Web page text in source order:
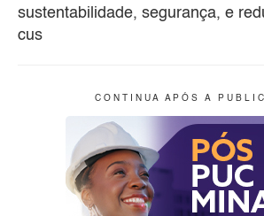
sustentabilidade, segurança, e
cus
C O N T I N U A A P Ó S A P U B L I C